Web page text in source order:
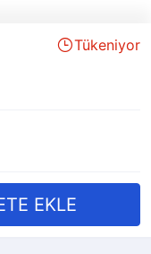
Tükeniyor